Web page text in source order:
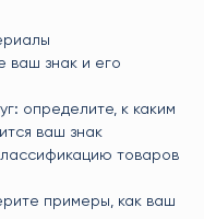
ваш знак и его
определите, к каким
ваш знак
товаров
примеры, как ваш